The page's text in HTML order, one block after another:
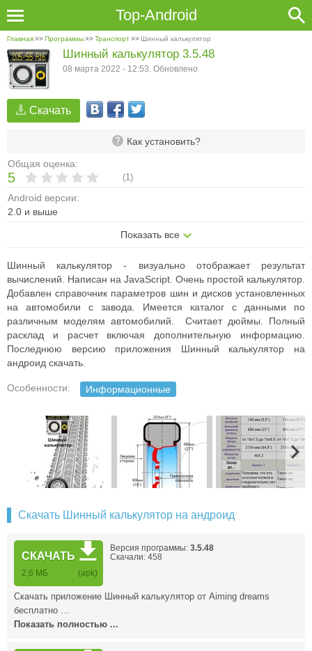
Top-Android
Главная>>Программы>>Транспорт>> Шинный калькулятор
Скачать
Как установить?
Общая оценка:
5 (1)
Android версии:
2.0 и выше
Показать все
Шинный калькулятор 3.5.48
08 марта 2022 - 12:53. Обновлено
Шинный калькулятор - визуально отображает результат
вычислений. Написан на JavaScript. Очень простой калькулятор.
Добавлен справочник параметров шин и дисков установленных
на автомобили с завода. Имеется каталог с данными по
различным моделям автомобилий. Считает дюймы. Полный
расклад и расчет включая дополнительную информацию.
Последнюю версию приложения Шинный калькулятор на
андроид скачать.
Особенности: Информационные
Скачать Шинный калькулятор на андроид
СКАЧАТЬ
2,6 МБ (apk)
Версия программы: 3.5.48
Скачали: 458
Скачать приложение Шинный калькулятор от Aiming dreams
бесплатно …
Показать полностью ...